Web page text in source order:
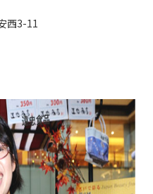
西3-11